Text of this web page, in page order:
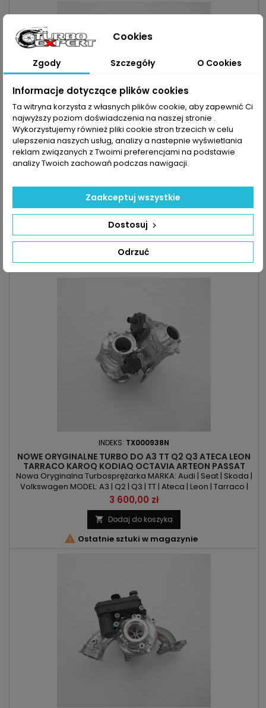
INDEKS:TX000936
1.4TSI VOLKSWAGEN GOLF PASSAT 1.4TSI 125KM 140KM
150KM
Turbosprężarka po regeneracji MARKA: Audi | Seat |
Volkswagen MODEL: A3 | Q2 | Q3 | Ateca | Ibiza | Golf VI | Golf VII |
Passat B8 KOD SILNIKA: CPTA | CHPA | CHPB | CZDA | CZDB
POJEMNOŚĆ: 1395ccm 1.4 TSI | TFSI MOC: 125KM/92kW |
140KM/103kW | 150KM/110kW ROK PRODUKCJI: Od 2012r
Cena
1 150,00 zł
 Dodaj do koszyka
Ostatnie sztuki w magazynie
INDEKS: TX000938N
NOWE ORYGINALNE TURBO DO A3 TT Q2 Q3 ATECA LEON
TARRACO KAROQ KODIAQ OCTAVIA ARTEON PASSAT
POLO T-ROC TIGUAN 2.0TSI/TFSI
Nowa Oryginalna Turbosprężarka MARKA: Audi | Seat | Skoda |
Volkswagen MODEL: A3 | Q2 | Q3 | TT | Ateca | Leon | Tarraco |
Karoq | Kodiaq | Octavia | Arteon | Passat | Polo | T-Roc | Tiguan
KOD SILNIKA: CZPA | CZPB | DGUA | DGVA | DKTC | DKZA | DKZB |
DKZC | DNLA | DRFA | DTEAPOJEMNOŚĆ: 1984ccm 2.0 TSI | 2.0 TFSI
MOC: 180KM/132kW | 186KM/137kW |...
Cena
3 600,00 zł
 Dodaj do koszyka
 Ostatnie sztuki w magazynie
Cookies
Zgody Szczegóły O Cookies
Informacje dotyczące plików cookies
Ta witryna korzysta z własnych plików cookie, aby zapewnić Ci
najwyższy poziom doświadczenia na naszej stronie .
Wykorzystujemy również pliki cookie stron trzecich w celu
ulepszenia naszych usług, analizy a nastepnie wyświetlania
reklam związanych z Twoimi preferencjami na podstawie
analizy Twoich zachowań podczas nawigacji.
Odrzuć
Dostosuj
Zaakceptuj wszystkie